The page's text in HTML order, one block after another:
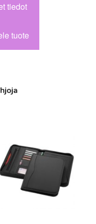
tiedot
tuote